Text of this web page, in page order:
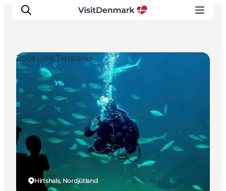
Inspiration
Regionen
Erlebnisse
Unterkünfte
Reiseplanung
Hirtshals, Nordjütland
Zoos und Tierparks